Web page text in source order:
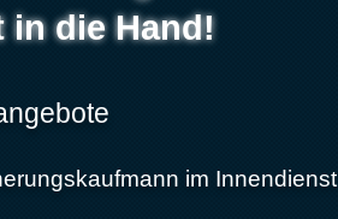
in die Hand!
im Innendienst